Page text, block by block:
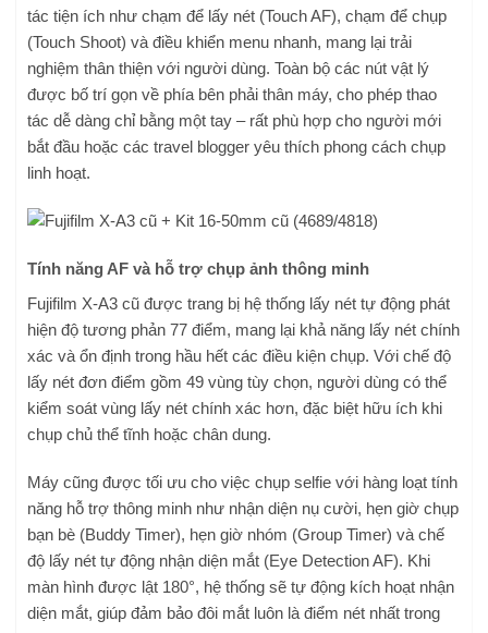
tác tiện ích như chạm để lấy nét (Touch AF), chạm để chụp
(Touch Shoot) và điều khiển menu nhanh, mang lại trải
nghiệm thân thiện với người dùng. Toàn bộ các nút vật lý
được bố trí gọn về phía bên phải thân máy, cho phép thao
tác dễ dàng chỉ bằng một tay – rất phù hợp cho người mới
bắt đầu hoặc các travel blogger yêu thích phong cách chụp
linh hoạt.
Tính năng AF và hỗ trợ chụp ảnh thông minh
Fujifilm X-A3 cũ được trang bị hệ thống lấy nét tự động phát
hiện độ tương phản 77 điểm, mang lại khả năng lấy nét chính
xác và ổn định trong hầu hết các điều kiện chụp. Với chế độ
lấy nét đơn điểm gồm 49 vùng tùy chọn, người dùng có thể
kiểm soát vùng lấy nét chính xác hơn, đặc biệt hữu ích khi
chụp chủ thể tĩnh hoặc chân dung.
Máy cũng được tối ưu cho việc chụp selfie với hàng loạt tính
năng hỗ trợ thông minh như nhận diện nụ cười, hẹn giờ chụp
bạn bè (Buddy Timer), hẹn giờ nhóm (Group Timer) và chế
độ lấy nét tự động nhận diện mắt (Eye Detection AF). Khi
màn hình được lật 180°, hệ thống sẽ tự động kích hoạt nhận
diện mắt, giúp đảm bảo đôi mắt luôn là điểm nét nhất trong